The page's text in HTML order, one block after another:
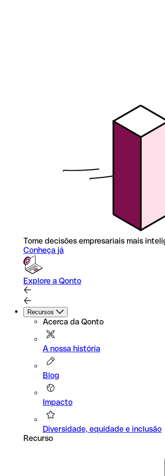
Tome decisões empresariais mais
Conheça já
Explore a Qonto
Recursos
Acerca da Qonto
A nossa história
Blog
Impacto
Diversidade, equidade e inclusão
Recurso